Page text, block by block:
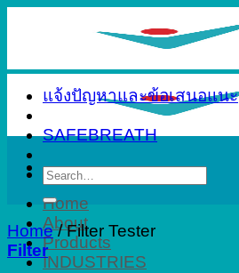
Home
About
Products
INDUSTRIES
แจ้งปัญหาและข้อเสนอแนะ
SAFEBREATH
Search
Home /Filter Tester
Filter